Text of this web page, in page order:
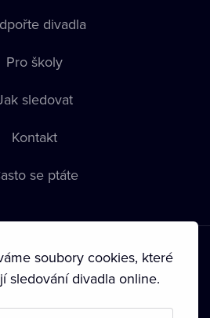
divadla
Pro školy
sledovat
Kontakt
se ptáte
soukromí • Zásady používání
soubory cookies, které
sledování divadla online.